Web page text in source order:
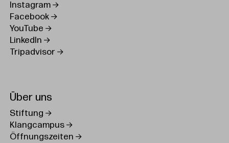
Instagram
Facebook
YouTube
LinkedIn
Tripadvisor
Über uns
Stiftung
Klangcampus
Öffnungszeiten